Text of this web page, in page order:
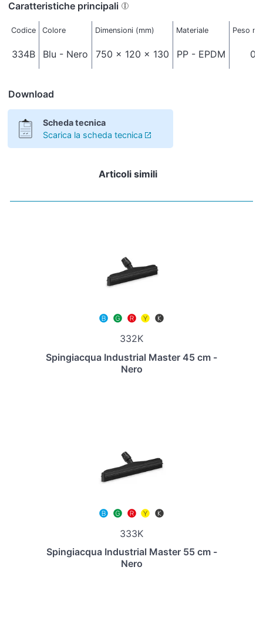
Caratteristiche principali
Codice Colore Dimensioni (mm) Materiale Peso
334B Blu - Nero 750 x 120 x 130 PP - EPDM
Download
Scheda tecnica
Scarica la scheda tecnica
Articoli simili
332K
Spingiacqua Industrial Master 45 cm -
Nero
333K
Spingiacqua Industrial Master 55 cm -
Nero